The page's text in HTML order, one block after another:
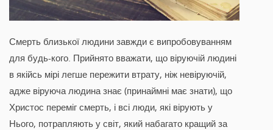
Смерть близької людини завжди є випробовуванням
для будь-кого. Прийнято вважати, що віруючій людині
в якійсь мірі легше пережити втрату, ніж невіруючій,
адже віруюча людина знає (принаймні має знати), що
Христос переміг смерть, і всі люди, які вірують у
Нього, потрапляють у світ, який набагато кращий за